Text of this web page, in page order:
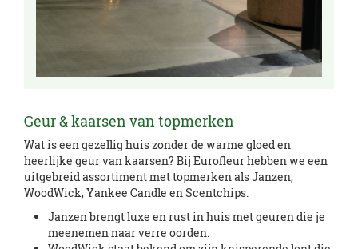
Geur & kaarsen van topmerken
Wat is een gezellig huis zonder de warme gloed en
heerlijke geur van kaarsen? Bij Eurofleur hebben we een
uitgebreid assortiment met topmerken als Janzen,
WoodWick, Yankee Candle en Scentchips.
Janzen brengt luxe en rust in huis met geuren die je
meenemen naar verre oorden.